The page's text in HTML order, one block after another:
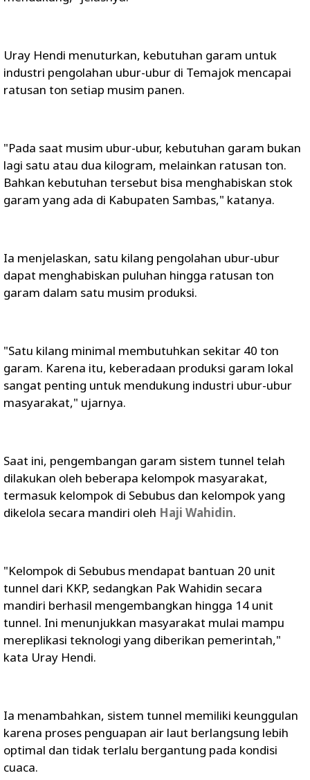
Uray Hendi menuturkan, kebutuhan garam untuk
industri pengolahan ubur-ubur di Temajok mencapai
ratusan ton setiap musim panen.
"Pada saat musim ubur-ubur, kebutuhan garam bukan
lagi satu atau dua kilogram, melainkan ratusan ton.
Bahkan kebutuhan tersebut bisa menghabiskan stok
garam yang ada di Kabupaten Sambas," katanya.
Ia menjelaskan, satu kilang pengolahan ubur-ubur
dapat menghabiskan puluhan hingga ratusan ton
garam dalam satu musim produksi.
"Satu kilang minimal membutuhkan sekitar 40 ton
garam. Karena itu, keberadaan produksi garam lokal
sangat penting untuk mendukung industri ubur-ubur
masyarakat," ujarnya.
Saat ini, pengembangan garam sistem tunnel telah
dilakukan oleh beberapa kelompok masyarakat,
termasuk kelompok di Sebubus dan kelompok yang
dikelola secara mandiri oleh Haji Wahidin.
"Kelompok di Sebubus mendapat bantuan 20 unit
tunnel dari KKP, sedangkan Pak Wahidin secara
mandiri berhasil mengembangkan hingga 14 unit
tunnel. Ini menunjukkan masyarakat mulai mampu
mereplikasi teknologi yang diberikan pemerintah,"
kata Uray Hendi.
Ia menambahkan, sistem tunnel memiliki keunggulan
karena proses penguapan air laut berlangsung lebih
optimal dan tidak terlalu bergantung pada kondisi
cuaca.